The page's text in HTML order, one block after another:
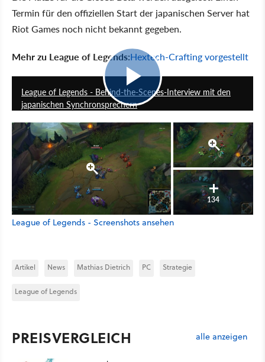
Termin für den offiziellen Start der japanischen Server hat
Riot Games noch nicht bekannt gegeben.
Mehr zu League of Legends:Hextech-Crafting vorgestellt
League of Legends - Behind-the-Scenes-Interview mit den
japanischen Synchronsprechern
134
League of Legends - Screenshots ansehen
Artikel News Mathias Dietrich PC Strategie
League of Legends
PREISVERGLEICH alle anzeigen